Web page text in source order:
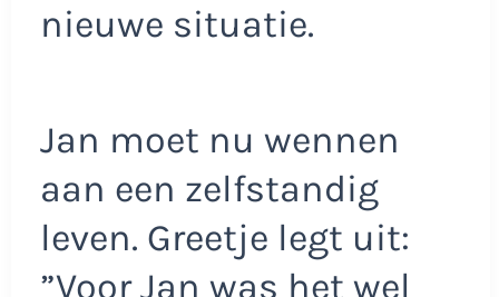
nieuwe situatie.
Jan moet nu wennen
aan een zelfstandig
leven. Greetje legt uit:
”Voor Jan was het wel